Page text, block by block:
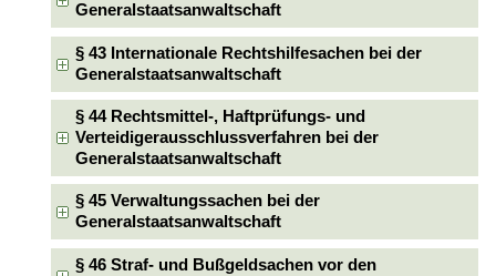
Generalstaatsanwaltschaft
§ 43 Internationale Rechtshilfesachen bei der
Generalstaatsanwaltschaft
§ 44 Rechtsmittel-, Haftprüfungs- und
Verteidigerausschlussverfahren bei der
Generalstaatsanwaltschaft
§ 45 Verwaltungssachen bei der
Generalstaatsanwaltschaft
§ 46 Straf- und Bußgeldsachen vor den